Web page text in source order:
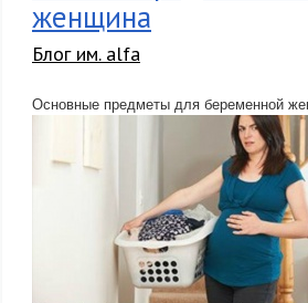
женщина
Блог им. alfa
Основные предметы для беременной